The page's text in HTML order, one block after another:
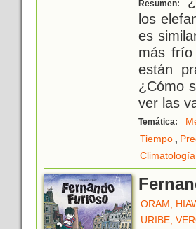
Resumen:
los
es
más
están
¿Cómo
ver las
Temática:
Tiempo,
Climatología
ORAM,
URIBE,